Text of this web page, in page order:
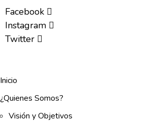
Facebook
Instagram
Twitter
Inicio
¿Quienes Somos?
Visión y Objetivos